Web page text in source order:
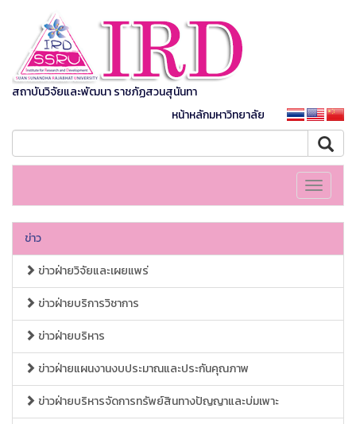
สถาบันวิจัยและพัฒนา ราชภัฏสวนสุนันทา
หน้าหลักมหาวิทยาลัย
Toggle
ข่าว
ข่าวฝ่ายวิจัยและเผยแพร่
ข่าวฝ่ายบริการวิชาการ
ข่าวฝ่ายบริหาร
ข่าวฝ่ายแผนงานงบประมาณและประกันคุณภาพ
ข่าวฝ่ายบริหารจัดการทรัพย์สินทางปัญญาและบ่มเพาะ